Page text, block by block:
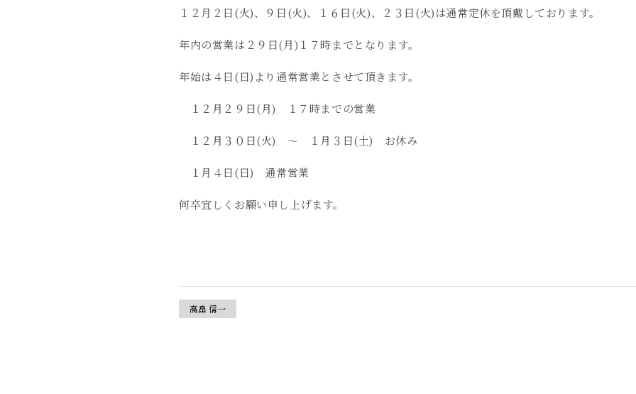
１２月２日(火)、９日(火)、１６日(火)、２３日(火)は通常定休を頂戴しております。
年内の営業は２９日(月)１７時までとなります。
年始は４日(日)より通常営業とさせて頂きます。
１２月２９日(月) １７時までの営業
１２月３０日(火) ～ １月３日(土) お休み
１月４日(日) 通常営業
何卒宜しくお願い申し上げます。
高畠 信一